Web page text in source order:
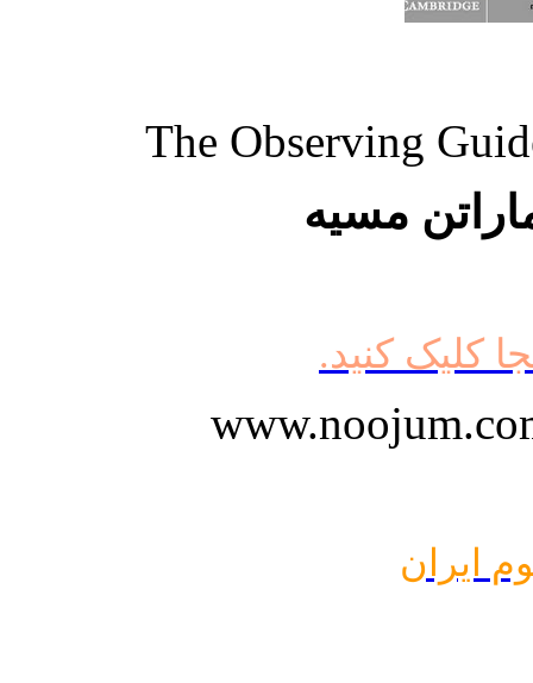
The Observing
مسیه
کلیک کنید.
ایران